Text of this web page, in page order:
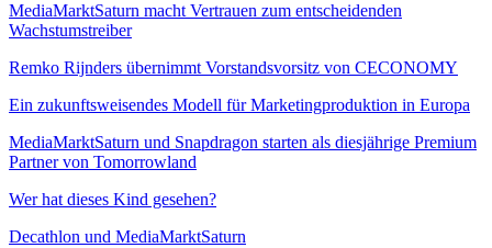
MediaMarktSaturn macht Vertrauen zum entscheidenden
Wachstumstreiber
Remko Rijnders übernimmt Vorstandsvorsitz von CECONOMY
Ein zukunftsweisendes Modell für Marketingproduktion in Europa
MediaMarktSaturn und Snapdragon starten als diesjährige Premium
Partner von Tomorrowland
Wer hat dieses Kind gesehen?
Decathlon und MediaMarktSaturn